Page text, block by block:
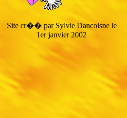
Site cr�� par Sylvie Dancoisne le
1er janvier 2002